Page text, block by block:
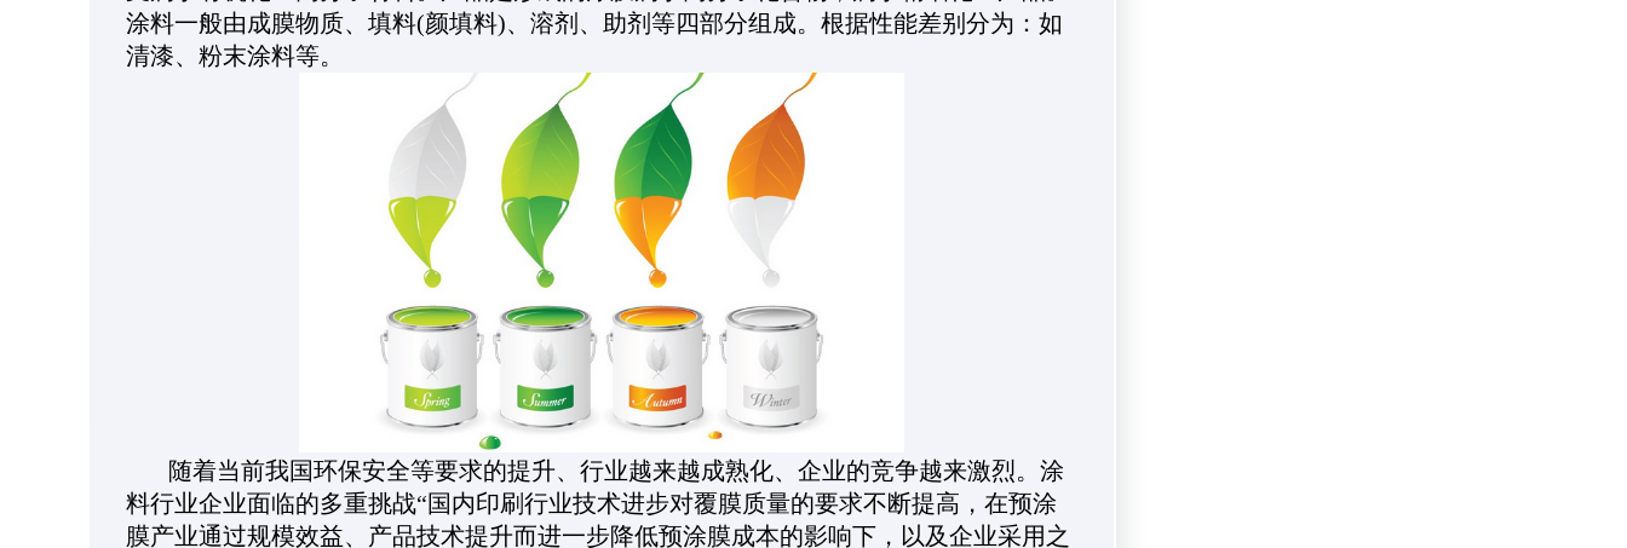
涂料一般由成膜物质、填料(颜填料)、溶剂、助剂等四部分组成。根据性能差别分为：如
清漆、粉末涂料等。
随着当前我国环保安全等要求的提升、行业越来越成熟化、企业的竞争越来激烈。涂
料行业企业面临的多重挑战“国内印刷行业技术进步对覆膜质量的要求不断提高，在预涂
膜产业通过规模效益、产品技术提升而进一步降低预涂膜成本的影响下，以及企业采用之